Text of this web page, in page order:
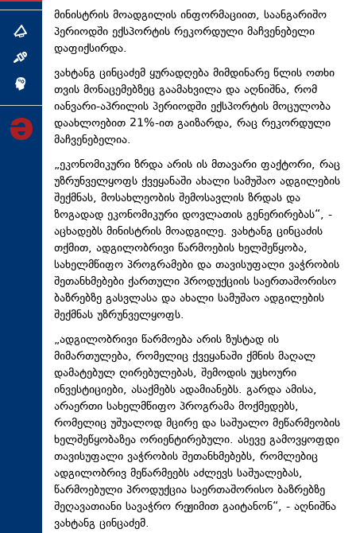
თემა
ინქვიზიცია
მინისტრის მოადგილის ინფორმაციით, საანგარიშო
პერიოდში ექსპორტის რეკორდული მაჩვენებელი
დაფიქსირდა.
ვახტანგ ცინცაძემ ყურადღება მიმდინარე წლის ოთხი
თვის მონაცემებზეც გაამახვილა და აღნიშნა, რომ
იანვარი-აპრილის პერიოდში ექსპორტის მოცულობა
დაახლოებით 21%-ით გაიზარდა, რაც რეკორდული
მაჩვენებელია.
„ეკონომიკური ზრდა არის ის მთავარი ფაქტორი, რაც
უზრუნველყოფს ქვეყანაში ახალი სამუშაო ადგილების
შექმნას, მოსახლეობის შემოსავლის ზრდას და
ზოგადად ეკონომიკური დოვლათის გენერირებას“, -
აცხადებს მინისტრის მოადგილე. ვახტანგ ცინცაძის
თქმით, ადგილობრივი წარმოების ხელშეწყობა,
სახელმწიფო პროგრამები და თავისუფალი ვაჭრობის
შეთანხმებები ქართული პროდუქციის საერთაშორისო
ბაზრებზე გასვლასა და ახალი სამუშაო ადგილების
შექმნას უზრუნველყოფს.
„ადგილობრივი წარმოება არის ზუსტად ის
მიმართულება, რომელიც ქვეყანაში ქმნის მაღალ
დამატებულ ღირებულებას, შემოდის უცხოური
ინვესტიციები, ასაქმებს ადამიანებს. გარდა ამისა,
არაერთი სახელმწიფო პროგრამა მოქმედებს,
რომელიც უშუალოდ მცირე და საშუალო მეწარმეობის
ხელშეწყობაზეა ორიენტირებული. ასევე გამოვყოფდი
თავისუფალი ვაჭრობის შეთანხმებებს, რომლებიც
ადგილობრივ მეწარმეებს აძლევს საშუალებას,
წარმოებული პროდუქცია საერთაშორისო ბაზრებზე
შეღავათიანი სავაჭრო რეჟიმით გაიტანონ“, - აღნიშნა
ვახტანგ ცინცაძემ.